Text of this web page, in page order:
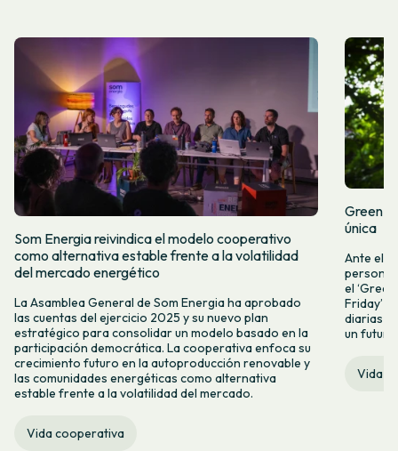
Som Energia reivindica el modelo cooperativo
como alternativa estable frente a la volatilidad
del mercado energético
La Asamblea General de Som Energia ha aprobado
las cuentas del ejercicio 2025 y su nuevo plan
estratégico para consolidar un modelo basado en la
participación democrática. La cooperativa enfoca su
crecimiento futuro en la autoproducción renovable y
las comunidades energéticas como alternativa
estable frente a la volatilidad del mercado.
Vida cooperativa
Green
única
Ante el
el
Friday’
diarias y
un
Vida